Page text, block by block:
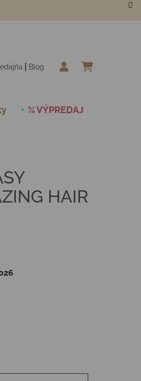
Blog
% VÝPREDAJ
HAIR